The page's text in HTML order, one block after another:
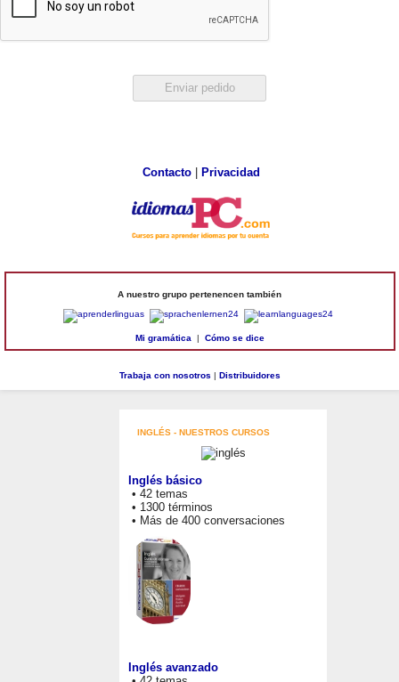
Contacto| Privacidad
A nuestro grupo pertenencen también
Mi gramática | Cómo se dice
Trabaja con nosotros | Distribuidores
INGLÉS - NUESTROS CURSOS
Inglés básico
• 42 temas
• 1300 términos
• Más de 400 conversaciones
Inglés avanzado